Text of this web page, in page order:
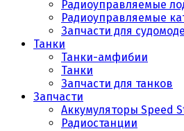
Радиоуправляемые
Радиоуправляемые
Запчасти для
Танки
Танки-амфибии
Танки
Запчасти для танков
Запчасти
Аккумуляторы Speed
Радиостанции